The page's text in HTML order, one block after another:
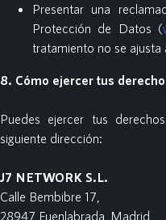
Presentar una
Protección de Datos (
tratamiento no se ajusta
8. Cómo ejercer tus
Puedes ejercer tus
siguiente dirección:
J7 NETWORK S.L.
Calle Bembibre 17,
28947 Fuenlabrada, Madrid